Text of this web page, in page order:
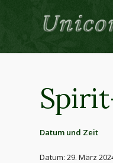
Datum und Zeit
Datum: 29. März